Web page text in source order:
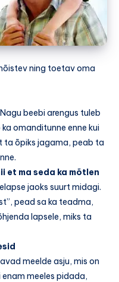
ning toetav oma
beebi arengus tuleb
omanditunne enne kui
ta õpiks jagama, peab ta
et ma seda ka mõtlen
jaoks suurt midagi.
pead sa ka teadma,
lapsele, miks ta
meelde asju, mis on
enam meeles pidada,